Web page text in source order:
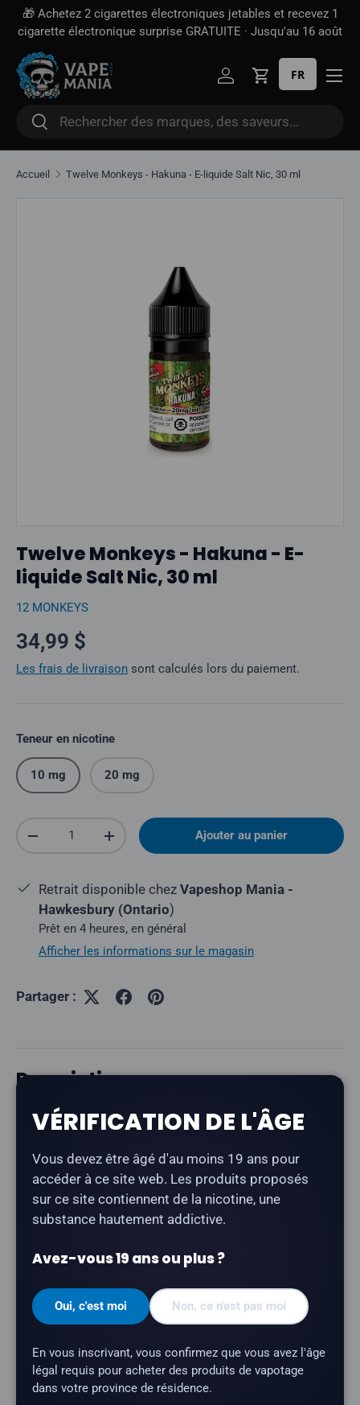
Aller directement au contenu
🎁 Achetez 2 cigarettes électroniques jetables et recevez 1
cigarette électronique surprise GRATUITE · Jusqu'au 16 août
Rechercher
Rechercher
Se connecter
Panier
FR
Accueil Twelve Monkeys - Hakuna - E-liquide Salt Nic, 30 ml
Twelve Monkeys - Hakuna - E-
liquide Salt Nic, 30 ml
12 MONKEYS
Prix normal
34,99 $
Les frais de livraison sont calculés lors du paiement.
Teneur en nicotine
10 mg 20 mg
Quantité
Réduire la quantitéAugmenter la quantitéAjouter au panier
Retrait disponible chez Vapeshop Mania -
Hawkesbury (Ontario)
Prêt en 4 heures, en général
Afficher les informations sur le magasin
Partager :
Description
Twelve Monkeys - Hakunaoffre un profil aromatique
primée Twelve Monkeys, ce produit est fabriqué au
Canada sans édulcorants ajoutés.
Type de produit :E-liquide à base de nicotine
Profil aromatique :pomme, canneberge
Contenance du flacon :30 ml
Rapport VG/PG :50/50
Sans édulcorants ajoutés
Fabriqué au Canada
VÉRIFICATION DE L'ÂGE
Vous devez être âgé d'au moins 19 ans pour
accéder à ce site web. Les produits proposés
sur ce site contiennent de la nicotine, une
substance hautement addictive.
Avez-vous 19 ans ou plus ?
Oui, c'est moi Non, ce n'est pas moi
En vous inscrivant, vous confirmez que vous avez l'âge
légal requis pour acheter des produits de vapotage
dans votre province de résidence.